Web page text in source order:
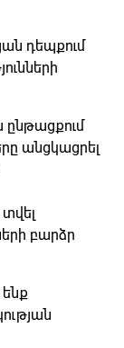
դեպքում
ընթացքում
անցկացրել
բարձր